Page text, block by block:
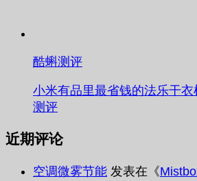
酷蝌测评
小米有品里最省钱的法乐干
测评
近期评论
空调微雾节能 发表在《